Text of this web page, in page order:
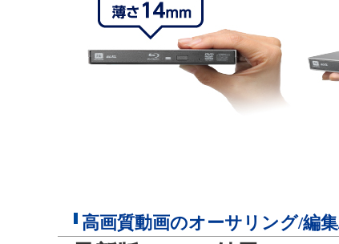
高画質動画のオーサリング/編